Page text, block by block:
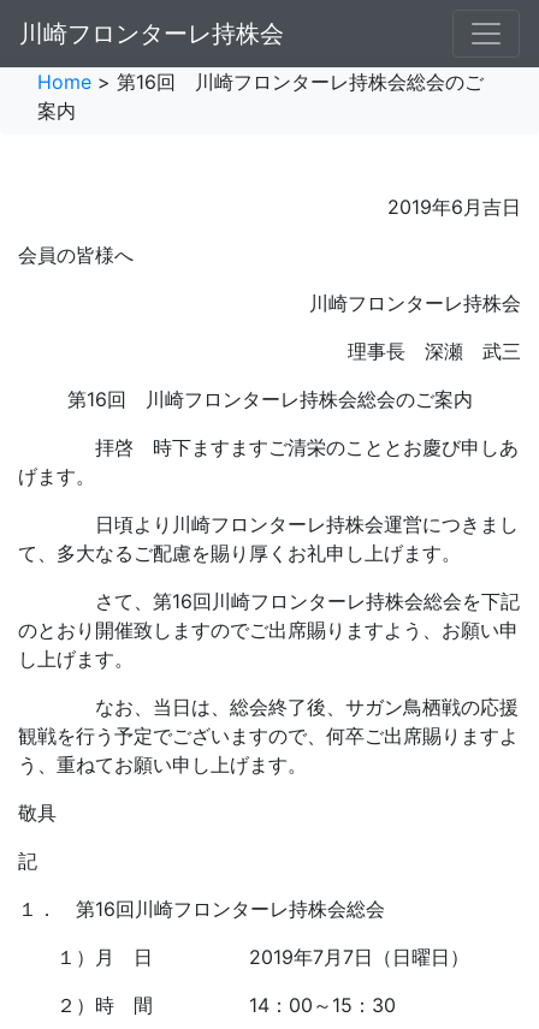
川崎フロンターレ持株会
Home > 第16回 川崎フロンターレ持株会総会のご
案内
2019年6月吉日
会員の皆様へ
川崎フロンターレ持株会
理事長 深瀬 武三
第16回 川崎フロンターレ持株会総会のご案内
拝啓 時下ますますご清栄のこととお慶び申しあ
げます。
日頃より川崎フロンターレ持株会運営につきまし
て、多大なるご配慮を賜り厚くお礼申し上げます。
さて、第16回川崎フロンターレ持株会総会を下記
のとおり開催致しますのでご出席賜りますよう、お願い申
し上げます。
なお、当日は、総会終了後、サガン鳥栖戦の応援
観戦を行う予定でございますので、何卒ご出席賜りますよ
う、重ねてお願い申し上げます。
敬具
記
１． 第16回川崎フロンターレ持株会総会
１）月 日 2019年7月7日（日曜日）
２）時 間 14：00～15：30